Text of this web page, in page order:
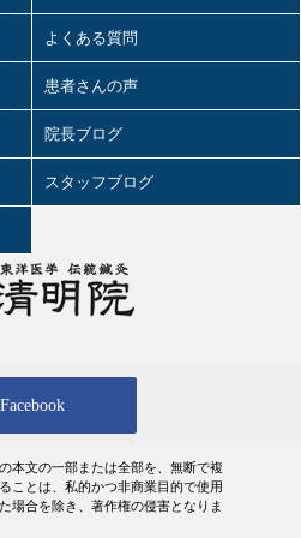
洋医学
洋医学
学
洋医学
記録
療日時
よくある質問
患者さんの声
院長ブログ
スタッフブログ
Facebook
本文の一部または全部を、無断で複
ことは、私的かつ非商業目的で使用
場合を除き、著作権の侵害となりま